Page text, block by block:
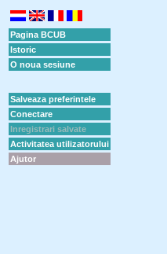
Pagina BCUB
Istoric
O noua sesiune
Salveaza preferintele
Conectare
Inregistrari salvate
Activitatea utilizatorului
Ajutor